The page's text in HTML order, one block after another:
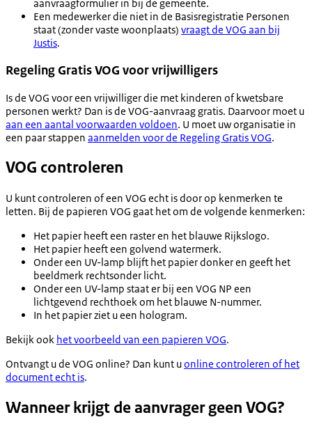
aanvraagformulier in bij de gemeente.
Een medewerker die niet in de Basisregistratie Personen
staat (zonder vaste woonplaats) vraagt de VOG aan bij
Justis.
Regeling Gratis VOG voor vrijwilligers
Is de VOG voor een vrijwilliger die met kinderen of kwetsbare
personen werkt? Dan is de VOG-aanvraag gratis. Daarvoor moet u
aan een aantal voorwaarden voldoen. U moet uw organisatie in
een paar stappen aanmelden voor de Regeling Gratis VOG.
VOG controleren
U kunt controleren of een VOG echt is door op kenmerken te
letten. Bij de papieren VOG gaat het om de volgende kenmerken:
Het papier heeft een raster en het blauwe Rijkslogo.
Het papier heeft een golvend watermerk.
Onder een UV-lamp blijft het papier donker en geeft het
beeldmerk rechtsonder licht.
Onder een UV-lamp staat er bij een VOG NP een
lichtgevend rechthoek om het blauwe N-nummer.
In het papier ziet u een hologram.
Bekijk ook het voorbeeld van een papieren VOG.
Ontvangt u de VOG online? Dan kunt uonline controleren of het
document echt is.
Wanneer krijgt de aanvrager geen VOG?